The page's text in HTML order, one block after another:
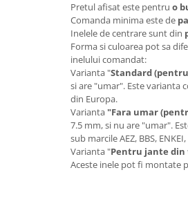
Pretul afisat este pentru o
Comanda minima este de
Inelele de centrare sunt din
Forma si culoarea pot sa
inelului comandat:
Varianta "Standard
si are "umar". Este varianta
din Europa.
Varianta "Fara umar
7.5 mm, si nu are "umar".
sub marcile AEZ, BBS,
Varianta "Pentru jante din
Aceste inele pot fi montate